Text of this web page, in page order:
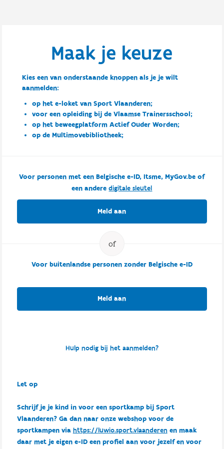
Maak je keuze
Kies een van onderstaande knoppen als je je wilt
aanmelden:
op het e-loket van Sport Vlaanderen;
voor een opleiding bij de Vlaamse Trainersschool;
op het beweegplatform Actief Ouder Worden;
op de Multimovebibliotheek;
Voor personen met een Belgische e-ID, Itsme, MyGov.be of
een anderedigitale sleutel
Meld aan
Voor buitenlandse personen zonder Belgische e-ID
Meld aan
Hulp nodig bij het aanmelden?
Let op
Schrijf je je kind in voor een sportkamp bij Sport
Vlaanderen? Ga dan naar onze webshop voor de
sportkampen via https://luwio.sport.vlaanderenen maak
daar met je eigen e-ID een profiel aan voor jezelf en voor